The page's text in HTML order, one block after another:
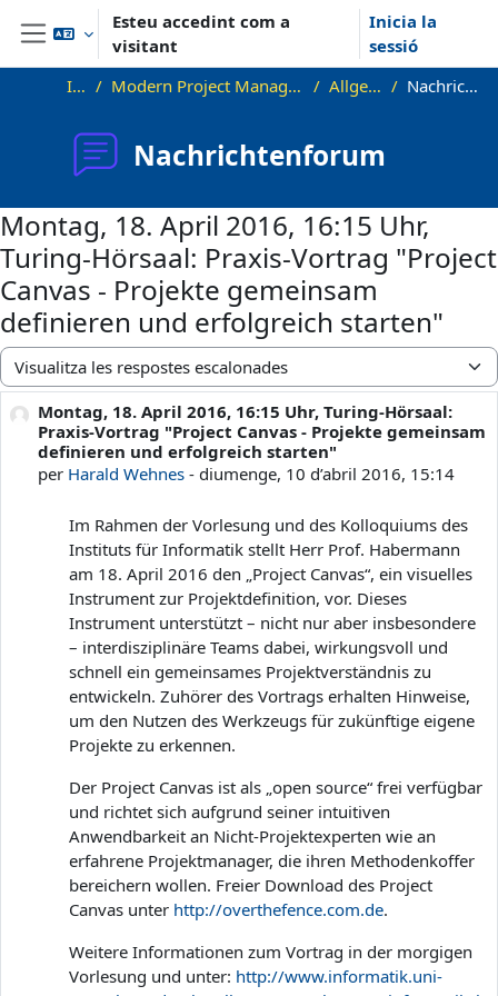
Ves al contingut principal
Panell lateral
Esteu accedint com a
visitant
Inicia la
sessió
Inici
Modern Project Management in ICT, HUST Allgemeines Nachrichtenforum
Nachrichtenforum
Montag, 18. April 2016, 16:15 Uhr,
Turing-Hörsaal: Praxis-Vortrag "Project
Canvas - Projekte gemeinsam
definieren und erfolgreich starten"
Mode de visualització
Montag, 18. April 2016, 16:15 Uhr, Turing-Hörsaal:
Praxis-Vortrag "Project Canvas - Projekte gemeinsam
definieren und erfolgreich starten"
per Harald Wehnes -diumenge, 10 d’abril 2016, 15:14
Nombre de respostes: 0
Im Rahmen der Vorlesung und des Kolloquiums des
Instituts für Informatik stellt Herr Prof. Habermann
am 18. April 2016 den „Project Canvas“, ein visuelles
Instrument zur Projektdefinition, vor. Dieses
Instrument unterstützt – nicht nur aber insbesondere
– interdisziplinäre Teams dabei, wirkungsvoll und
schnell ein gemeinsames Projektverständnis zu
entwickeln. Zuhörer des Vortrags erhalten Hinweise,
um den Nutzen des Werkzeugs für zukünftige eigene
Projekte zu erkennen.
Der Project Canvas ist als „open source“ frei verfügbar
und richtet sich aufgrund seiner intuitiven
Anwendbarkeit an Nicht-Projektexperten wie an
erfahrene Projektmanager, die ihren Methodenkoffer
bereichern wollen. Freier Download des Project
Canvas unter http://overthefence.com.de.
Weitere Informationen zum Vortrag in der morgigen
Vorlesung und unter: http://www.informatik.uni-